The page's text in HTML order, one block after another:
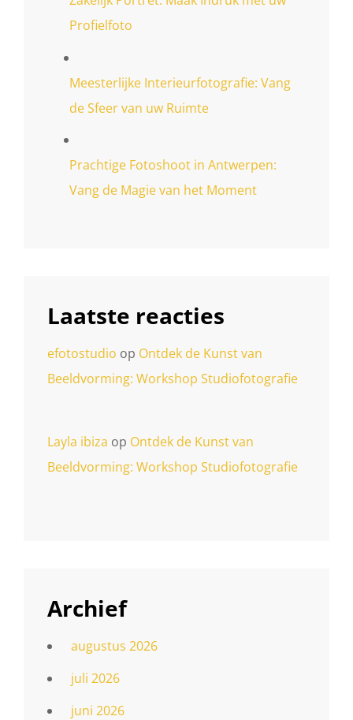
Profielfoto
Meesterlijke Interieurfotografie: Vang
de Sfeer van uw Ruimte
Prachtige Fotoshoot in Antwerpen:
Vang de Magie van het Moment
Laatste reacties
efotostudio op Ontdek de Kunst van
Beeldvorming: Workshop Studiofotografie
Layla ibiza op Ontdek de Kunst van
Beeldvorming: Workshop Studiofotografie
Archief
augustus 2026
juli 2026
juni 2026